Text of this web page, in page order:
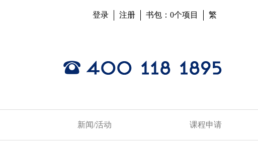
登录 注册 书包：0个项目 繁
新闻/活动 课程申请